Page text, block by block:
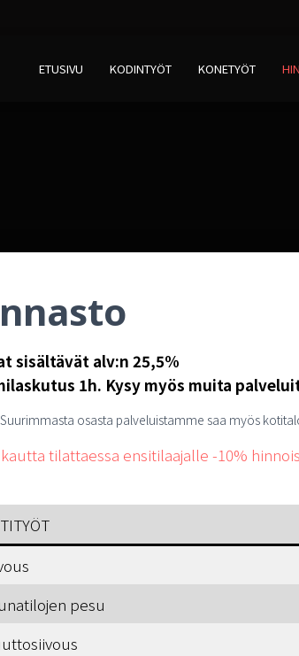
ETUSIVU KODINTYÖT KONETYÖT
sisältävät alv:n 25,5%
1h. Kysy myös muita
osasta palveluistamme saa myös
tilattaessa ensitilaajalle -10%
pesu